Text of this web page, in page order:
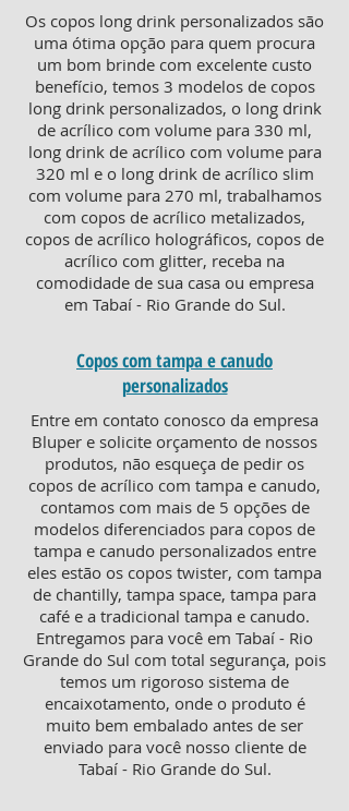
Os copos long drink personalizados são
uma ótima opção para quem procura
um bom brinde com excelente custo
benefício, temos 3 modelos de copos
long drink personalizados, o long drink
de acrílico com volume para 330 ml,
long drink de acrílico com volume para
320 ml e o long drink de acrílico slim
com volume para 270 ml, trabalhamos
com copos de acrílico metalizados,
copos de acrílico holográficos, copos de
acrílico com glitter, receba na
comodidade de sua casa ou empresa
em Tabaí - Rio Grande do Sul.
Copos com tampa e canudo
personalizados
Entre em contato conosco da empresa
Bluper e solicite orçamento de nossos
produtos, não esqueça de pedir os
copos de acrílico com tampa e canudo,
contamos com mais de 5 opções de
modelos diferenciados para copos de
tampa e canudo personalizados entre
eles estão os copos twister, com tampa
de chantilly, tampa space, tampa para
café e a tradicional tampa e canudo.
Entregamos para você em Tabaí - Rio
Grande do Sul com total segurança, pois
temos um rigoroso sistema de
encaixotamento, onde o produto é
muito bem embalado antes de ser
enviado para você nosso cliente de
Tabaí - Rio Grande do Sul.